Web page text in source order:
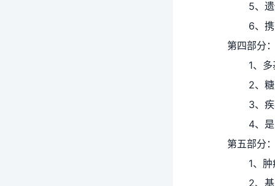
5、
6、
第四部分
1、
2、
3、
4、
第五部分
1、
2、